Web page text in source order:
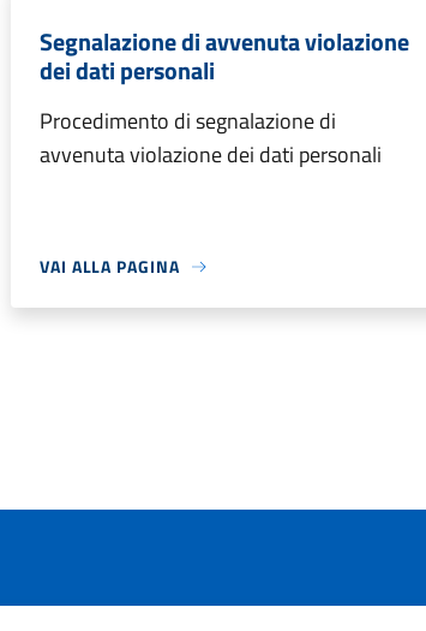
Segnalazione di avvenuta violazione
dei dati personali
Procedimento di segnalazione di
avvenuta violazione dei dati personali
VAI ALLA PAGINA